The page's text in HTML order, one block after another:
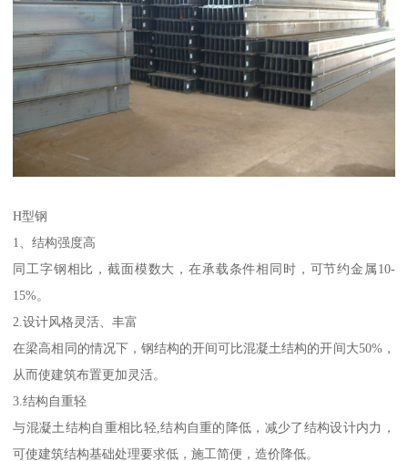
H型钢
1、结构强度高
同工字钢相比，截面模数大，在承载条件相同时，可节约金属10-
15%。
2.设计风格灵活、丰富
在梁高相同的情况下，钢结构的开间可比混凝土结构的开间大50%，
从而使建筑布置更加灵活。
3.结构自重轻
与混凝土结构自重相比轻,结构自重的降低，减少了结构设计内力，
可使建筑结构基础处理要求低，施工简便，造价降低。